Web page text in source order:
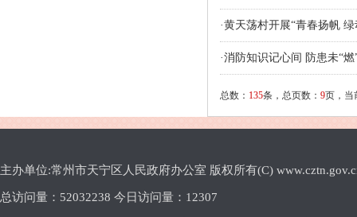
·黄天荡村开展“青春扬帆
·消防知识记心间 防患未“
总数： 135条，总页数： 9页，当
主办单位:常州市天宁区人民政府办公室 版权所有(C)
总访问量： 52032238 今日访问量： 12307